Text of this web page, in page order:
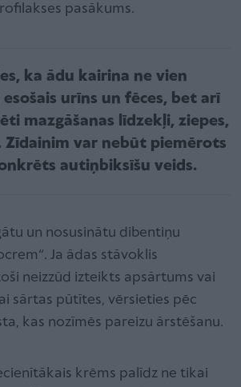
pasākums.
ka ādu kairina ne vien
urīns un fēces, bet arī
mazgāšanas līdzekļi, ziepes,
Zīdainim var nebūt piemērots
autiņbiksīšu veids.
un nosusinātu dibentiņu
Ja ādas stāvoklis
neizzūd izteikts apsārtums vai
sārtas pūtītes, vērsieties pēc
kas nozīmēs pareizu ārstēšanu.
krēms palīdz ne tikai